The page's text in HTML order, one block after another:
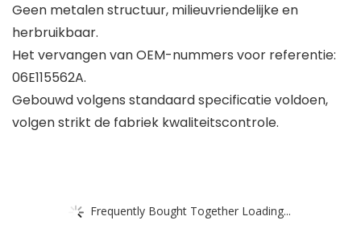
Geen metalen structuur, milieuvriendelijke en
herbruikbaar.
Het vervangen van OEM-nummers voor referentie:
06E115562A.
Gebouwd volgens standaard specificatie voldoen,
volgen strikt de fabriek kwaliteitscontrole.
Frequently Bought Together Loading...